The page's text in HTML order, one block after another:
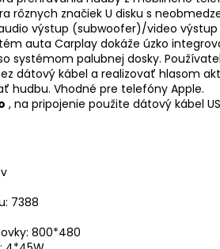
rôznych značiek U disku s
výstup (subwoofer)/video
auta Carplay dokáže úzko
systémom palubnej dosky.
dátový kábel a realizovať hlasom
hudbu. Vhodné pre telefóny Apple.
, na pripojenie použite dátový kábel
7388
800*480